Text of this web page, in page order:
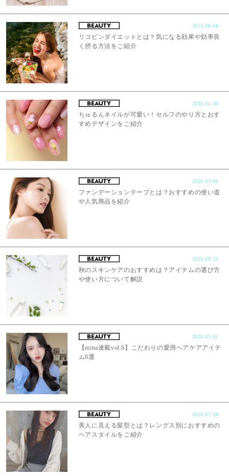
2019.08.04
リコピンダイエットとは？気になる効果や効率良
く摂る方法をご紹介
2022.01.30
ちゅるんネイルが可愛い！セルフのやり方とおす
すめデザインをご紹介
2020.03.09
ファンデーションテープとは？おすすめの使い道
や人気商品を紹介
2019.09.23
秋のスキンケアのおすすめは？アイテムの選び方
や使い方について解説
2020.05.01
【mina連載vol.6】こだわりの愛用ヘアケアアイテ
ム6選
2019.07.24
美人に見える髪型とは？レングス別におすすめの
ヘアスタイルをご紹介